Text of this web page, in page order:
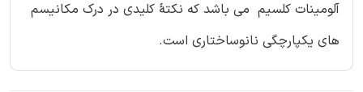
آلومینات کلسیم می باشد که نکتۀ کلیدی در درک مکانیسم
های یکپارچگی نانوساختاری است.